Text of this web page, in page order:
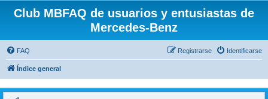
Club MBFAQ de usuarios y entusiastas de
Mercedes-Benz
FAQ Identificarse
Registrarse
Índice general